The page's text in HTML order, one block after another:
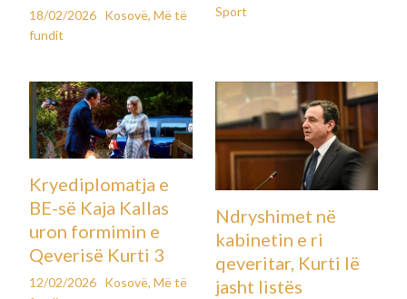
18/02/2026 Kosovë,Më të
fundit
Sport
Kryediplomatja e
BE-së Kaja Kallas
uron formimin e
Qeverisë Kurti 3
12/02/2026 Kosovë,Më të
Ndryshimet në
kabinetin e ri
qeveritar, Kurti lë
jasht listës